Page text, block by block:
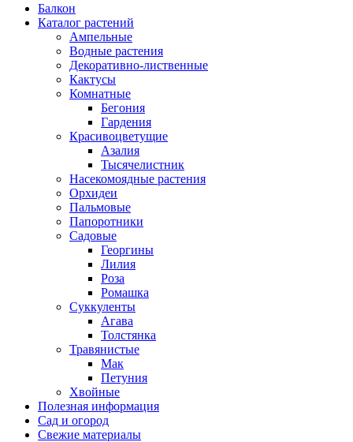
Балкон
Каталог растений
Ампельные
Водные растения
Декоративно-лиственные
Кактусы
Комнатные
Бегония
Гардения
Красивоцветущие
Азалия
Тысячелистник
Насекомоядные растения
Орхидеи
Пальмовые
Папоротники
Садовые
Георгины
Лилия
Роза
Ромашка
Суккуленты
Агава
Толстянка
Травянистые
Мак
Петуния
Хвойные
Полезная информация
Сад и огород
Свежие материалы